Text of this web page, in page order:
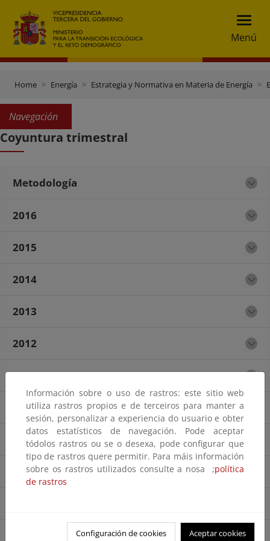
Menú
Home Energía Estrategia y Normativa en Materia de Energía
Navegación
Coyuntura trimestral
Metodología
2016
2015
2014
2013
2012
2011
2010
2009
2008
Información sobre o uso de rastros: este sitio web
utiliza rastros propios e de terceiros para manter a
sesión, personalizar a experiencia do usuario e obter
datos estatísticos de navegación. Pode aceptar
tódolos rastros ou se o desexa, pode configurar que
tipo de rastros quere permitir. Para máis información
sobre os rastros utilizados consulte a nosa ;política
de rastros
Configuración de cookies Aceptar cookies